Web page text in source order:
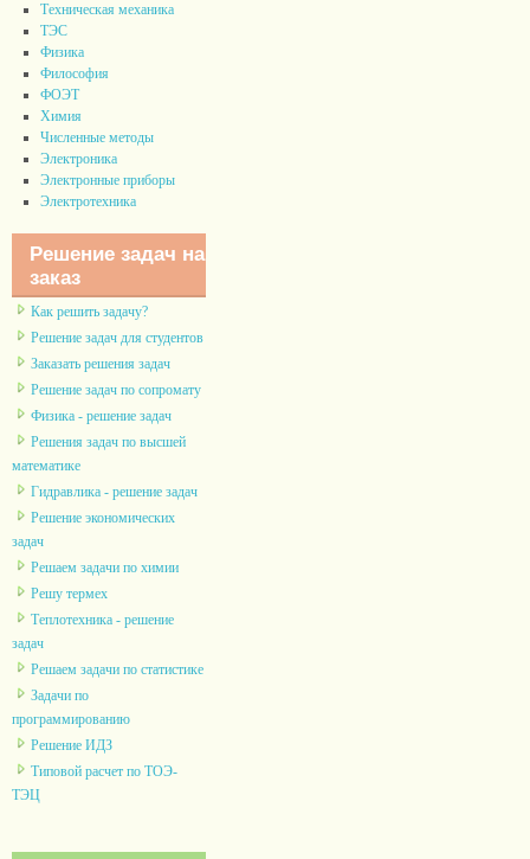
Техническая механика
ТЭС
Физика
Философия
ФОЭТ
Химия
Численные методы
Электроника
Электронные приборы
Электротехника
Решение задач на
заказ
Как решить задачу?
Решение задач для студентов
Заказать решения задач
Решение задач по сопромату
Физика - решение задач
Решения задач по высшей
математике
Гидравлика - решение задач
Решение экономических
задач
Решаем задачи по химии
Решу термех
Теплотехника - решение
задач
Решаем задачи по статистике
Задачи по
программированию
Решение ИДЗ
Типовой расчет по ТОЭ-
ТЭЦ